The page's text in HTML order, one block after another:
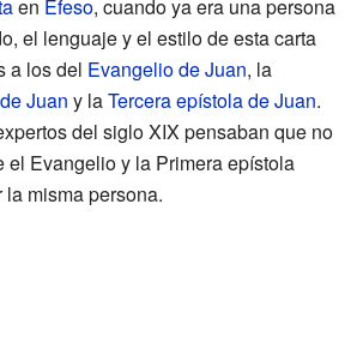
en Éfeso, cuando ya era una persona
el lenguaje y el estilo de esta carta
a los del Evangelio de Juan, la
Juan y laTercera epístola de Juan.
del siglo XIX pensaban que no
el Evangelio y la Primera epístola
misma persona.